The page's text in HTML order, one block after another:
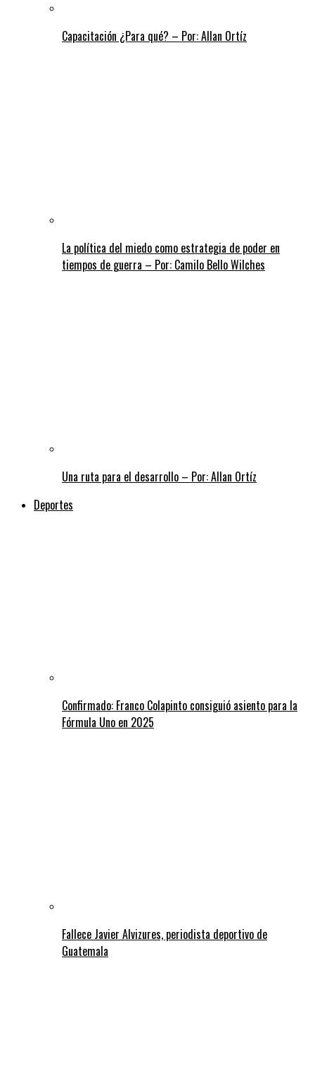
Capacitación ¿Para qué? – Por: Allan Ortíz
La política del miedo como estrategia de poder en
tiempos de guerra – Por: Camilo Bello Wilches
Una ruta para el desarrollo – Por: Allan Ortíz
Deportes
Confirmado: Franco Colapinto consiguió asiento para la
Fórmula Uno en 2025
Fallece Javier Alvizures, periodista deportivo de
Guatemala